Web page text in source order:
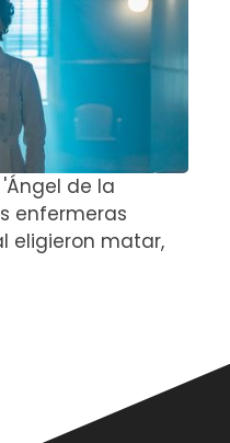
de la
enfermeras
eligieron matar,